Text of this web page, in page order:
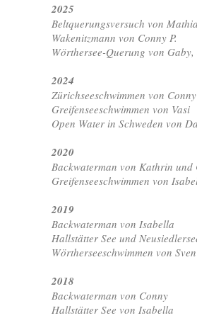
2025
Beltquerungsversuch von
Wakenitzmann von Conny P.
Wörthersee-Querung von
2024
Zürichseeschwimmen von Conny
Greifenseeschwimmen von Vasi
Open Water in Schweden von
2020
Backwaterman von Kathrin und
Greifenseeschwimmen von
2019
Backwaterman von Isabella
Hallstätter See und
Wörtherseeschwimmen von
2018
Backwaterman von Conny
Hallstätter See von Isabella